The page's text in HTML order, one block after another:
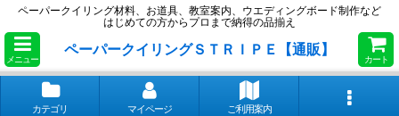
ペーパークイリング材料、お道具、教室案内、ウエディングボード制作など
はじめての方からプロまで納得の品揃え
メニュー
ペーパークイリングＳＴＲＩＰＥ【通販】
カート
カテゴリ マイページ ご利用案内